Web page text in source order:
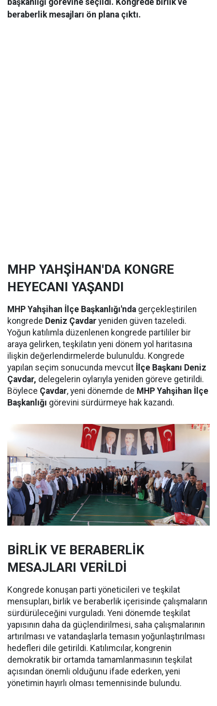
başkanlığı görevine seçildi. Kongrede birlik ve
beraberlik mesajları ön plana çıktı.
MHP YAHŞİHAN'DA KONGRE
HEYECANI YAŞANDI
MHP Yahşihan İlçe Başkanlığı'nda gerçekleştirilen
kongrede Deniz Çavdar yeniden güven tazeledi.
Yoğun katılımla düzenlenen kongrede partililer bir
araya gelirken, teşkilatın yeni dönem yol haritasına
ilişkin değerlendirmelerde bulunuldu. Kongrede
yapılan seçim sonucunda mevcut İlçe Başkanı Deniz
Çavdar, delegelerin oylarıyla yeniden göreve getirildi.
Böylece Çavdar, yeni dönemde de MHP Yahşihan İlçe
Başkanlığı görevini sürdürmeye hak kazandı.
BİRLİK VE BERABERLİK
MESAJLARI VERİLDİ
Kongrede konuşan parti yöneticileri ve teşkilat
mensupları, birlik ve beraberlik içerisinde çalışmaların
sürdürüleceğini vurguladı. Yeni dönemde teşkilat
yapısının daha da güçlendirilmesi, saha çalışmalarının
artırılması ve vatandaşlarla temasın yoğunlaştırılması
hedefleri dile getirildi. Katılımcılar, kongrenin
demokratik bir ortamda tamamlanmasının teşkilat
açısından önemli olduğunu ifade ederken, yeni
yönetimin hayırlı olması temennisinde bulundu.